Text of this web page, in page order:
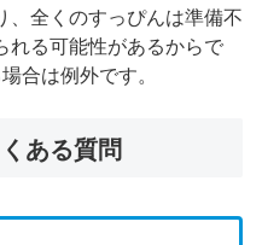
、全くのすっぴんは準備不
れる可能性があるからで
合は例外です。
ある質問